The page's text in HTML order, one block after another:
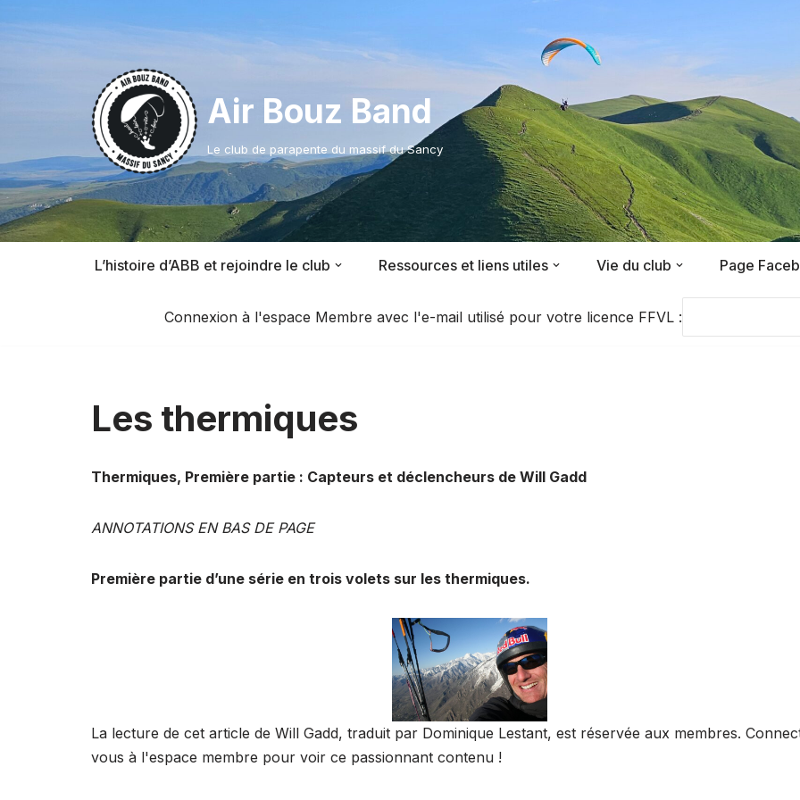
Air Bouz Band
Le club de parapente du massif du Sancy
L’histoire d’ABB et rejoindre le club Ressources et liens utiles Vie du club Page
Connexion à l'espace Membre avec l'e-mail utilisé pour votre licence FFVL :
Les thermiques
Thermiques, Première partie : Capteurs et déclencheurs de Will Gadd
ANNOTATIONS EN BAS DE PAGE
Première partie d’une série en trois volets sur les thermiques.
La lecture de cet article de Will Gadd, traduit par Dominique Lestant, est réservée aux membres.
vous à l'espace membre pour voir ce passionnant contenu !